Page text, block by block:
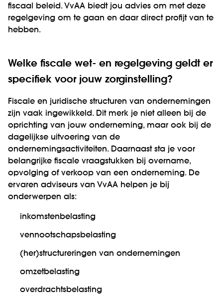
fiscaal beleid. VvAA biedt jou advies om met deze
regelgeving om te gaan en daar direct profijt van te
hebben.
Welke fiscale wet- en regelgeving geldt er
specifiek voor jouw zorginstelling?
Fiscale en juridische structuren van ondernemingen
zijn vaak ingewikkeld. Dit merk je niet alleen bij de
oprichting van jouw onderneming, maar ook bij de
dagelijkse uitvoering van de
ondernemingsactiviteiten. Daarnaast sta je voor
belangrijke fiscale vraagstukken bij overname,
opvolging of verkoop van een onderneming. De
ervaren adviseurs van VvAA helpen je bij
onderwerpen als:
inkomstenbelasting
vennootschapsbelasting
(her)structureringen van ondernemingen
omzetbelasting
overdrachtsbelasting